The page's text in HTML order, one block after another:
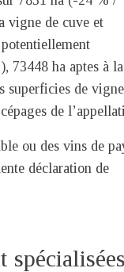
vigne de cuve et
73448 ha aptes à la
superficies de
de
ou des vins de
déclaration de